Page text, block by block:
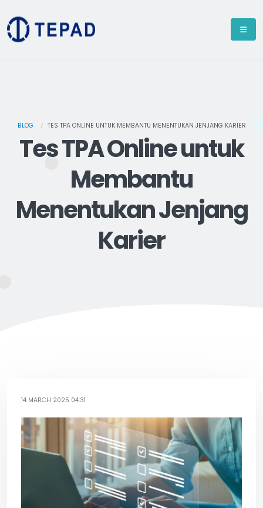
BLOG TES TPA ONLINE UNTUK MEMBANTU MENENTUKAN JENJANG KARIER
Tes TPA Online untuk
Membantu
Menentukan Jenjang
Karier
14 MARCH 2025 04:31